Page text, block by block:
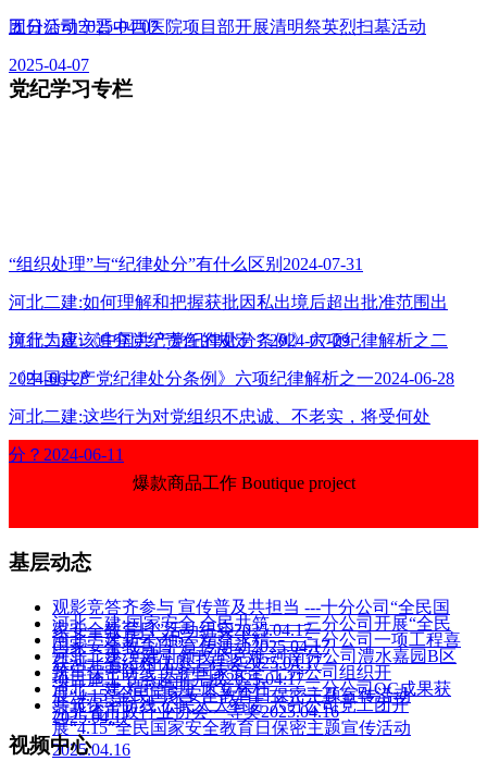
团日活动2025-04-07
五分公司宁晋中西医院项目部开展清明祭英烈扫墓活动
2025-04-07
党纪学习专栏
“组织处理”与“纪律处分”有什么区别2024-07-31
河北二建:如何理解和把握获批因私出境后超出批准范围出
境行为应该追究党纪责任的规定？2024-07-29
河北二建:《中国共产党纪律处分条例》六项纪律解析之二
2024-06-28
《中国共产党纪律处分条例》六项纪律解析之一2024-06-28
河北二建:这些行为对党组织不忠诚、不老实，将受何处
分？2024-06-11
爆款商品工作 Boutique project
基层动态
观影竞答齐参与 宣传普及共担当 ---十分公司“全民国
家安全教育日”活动纪实2025.04.17
河北二建:国家安全 全民共筑——三分公司开展“全民
国家安全教育日”宣传活动2025.04.17
河北二建:匠心独运 精益求精——三分公司一项工程喜
获河北省结构优质工程奖2025.04.17
河北二建:党建引领攻坚克难-河南分公司澧水嘉园B区
项目施工节点超前完成2025.04.17
筑牢保密防线 共护国家安全 七分公司组织开
展“4.15”全民国家安全教育日保密主题宣传活动
2025.04.17
河北二建:精控毫厘 质立标杆——三分公司QC成果获
河北省市政行业协会一等奖2025.04.16
共筑保密防线 公民人人有责 六分公司党工团开
展“4.15”全民国家安全教育日保密主题宣传活动
2025.04.16
视频中心